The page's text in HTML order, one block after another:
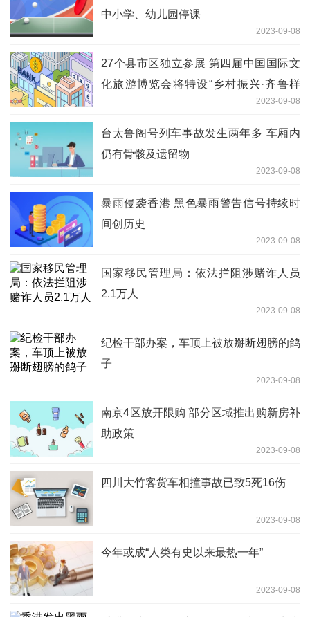
中小学、幼儿园停课
2023-09-08
27个县市区独立参展 第四届中国国际文
化旅游博览会将特设“乡村振兴·齐鲁样
2023-09-08
台太鲁阁号列车事故发生两年多 车厢内
仍有骨骸及遗留物
2023-09-08
暴雨侵袭香港 黑色暴雨警告信号持续时
间创历史
2023-09-08
国家移民管理局：依法拦阻涉赌诈人员
2.1万人
2023-09-08
纪检干部办案，车顶上被放掰断翅膀的鸽
子
2023-09-08
南京4区放开限购 部分区域推出购新房补
助政策
2023-09-08
四川大竹客货车相撞事故已致5死16伤
2023-09-08
今年或成“人类有史以来最热一年”
2023-09-08